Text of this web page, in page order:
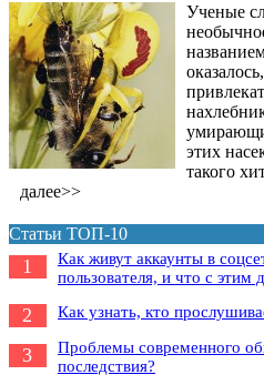
Ученые
этих
такого
далее>>
Статьи ТОП-10
1
Как живут аккаунты в
пользователя, и что с этим
2 Как узнать, кто
3
Проблемы современного
последствия?